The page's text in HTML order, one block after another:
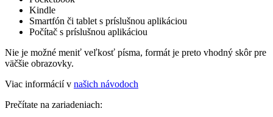
Kindle
Smartfón či tablet s príslušnou aplikáciou
Počítač s príslušnou aplikáciou
Nie je možné meniť veľkosť písma, formát je preto vhodný skôr pre
väčšie obrazovky.
Viac informácií v našich návodoch
Prečítate na zariadeniach: